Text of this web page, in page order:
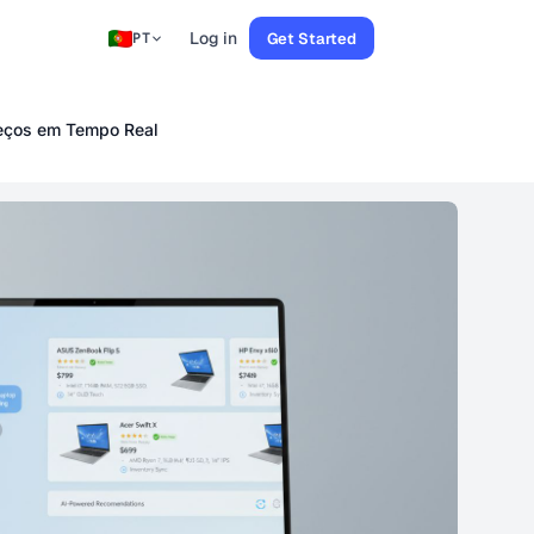
PT Log in Get Started
em Tempo Real